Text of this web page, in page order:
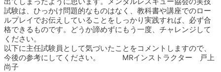
試験は、ひっかけ問題的なものはなく、教科書や講座でのロー
ルプレイでお伝えしていることをしっかり実践すれば、必ず合
格できるものです。どうか諦めずにもう一度、チャレンジして
ください。
以下に主任試験員として気づいたことをコメントしますので、
今後の参考にしてください。 MRインストラクター 戸上
尚子